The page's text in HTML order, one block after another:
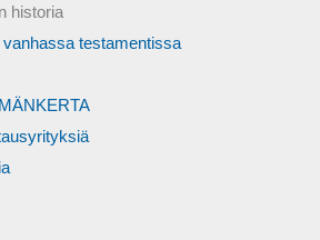
historia
testamentissa